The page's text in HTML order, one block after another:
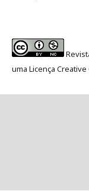
uma Licença Creative